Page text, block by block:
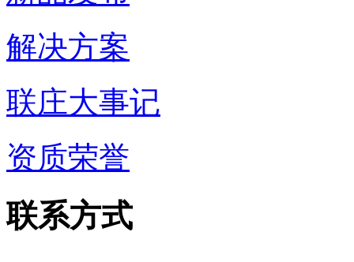
解决方案
联庄大事记
资质荣誉
联系方式